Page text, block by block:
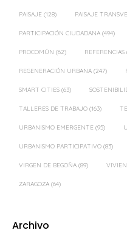
PAISAJE (128) PAISAJE
PARTICIPACIÓN CIUDADANA (494)
PROCOMÚN (62) REFERENCIAS
REGENERACIÓN URBANA (247)
SMART CITIES (63)
TALLERES DE TRABAJO (163)
URBANISMO EMERGENTE (95)
URBANISMO PARTICIPATIVO (83)
VIRGEN DE BEGOÑA (89)
ZARAGOZA (64)
Archivo